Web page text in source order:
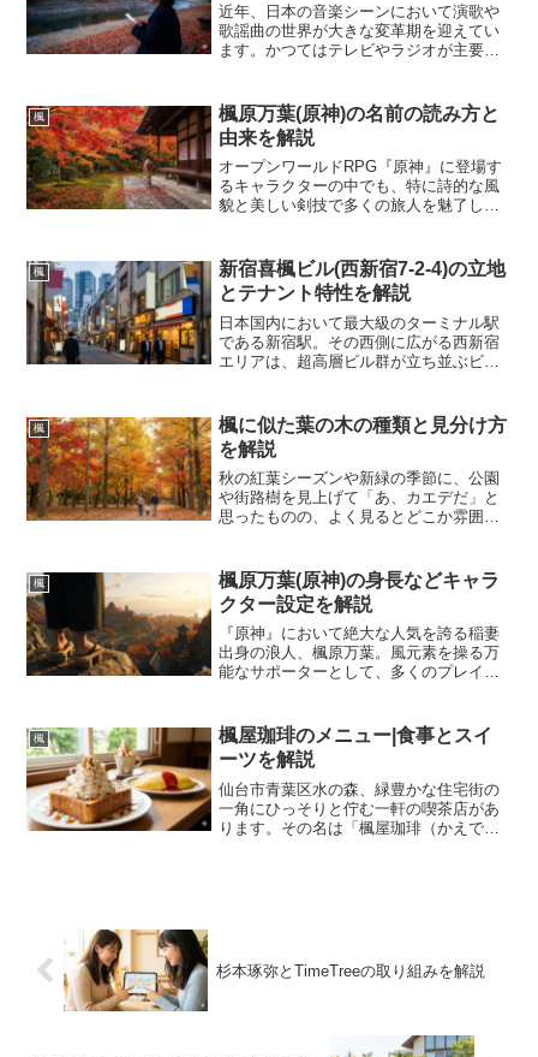
近年、日本の音楽シーンにおいて演歌や
歌謡曲の世界が大きな変革期を迎えてい
ます。かつてはテレビやラジオが主要な
劇的に変化しました。その中で特に注目
を集めているのが、ファン...
楓
楓原万葉(原神)の名前の読み方と
由来を解説
オープンワールドRPG『原神』に登場す
るキャラクターの中でも、特に詩的な風
貌と美しい剣技で多くの旅人を魅了して
み方に独特の響きを持っています。初め
てその名前を目にした際...
楓
新宿喜楓ビル(西新宿7-2-4)の立地
とテナント特性を解説
日本国内において最大級のターミナル駅
である新宿駅。その西側に広がる西新宿
エリアは、超高層ビル群が立ち並ぶビジ
めく多様性のある街です。企業活動の拠
点として、あるいはサービ...
楓
楓に似た葉の木の種類と見分け方
を解説
秋の紅葉シーズンや新緑の季節に、公園
や街路樹を見上げて「あ、カエデだ」と
思ったものの、よく見るとどこか雰囲気
似た掌状の葉を持つ樹木が数多く存在し
ます。これらは遠目には区...
楓
楓原万葉(原神)の身長などキャラ
クター設定を解説
『原神』において絶大な人気を誇る稲妻
出身の浪人、楓原万葉。風元素を操る万
能なサポーターとして、多くのプレイヤ
洗練されたビジュアルや穏やかな性格、
そして深みのあるバックス...
楓
楓屋珈琲のメニュー|食事とスイ
ーツを解説
仙台市青葉区水の森、緑豊かな住宅街の
一角にひっそりと佇む一軒の喫茶店があ
ります。その名は「楓屋珈琲（かえでや
杉本琢弥とTimeTreeの取り組みを解説